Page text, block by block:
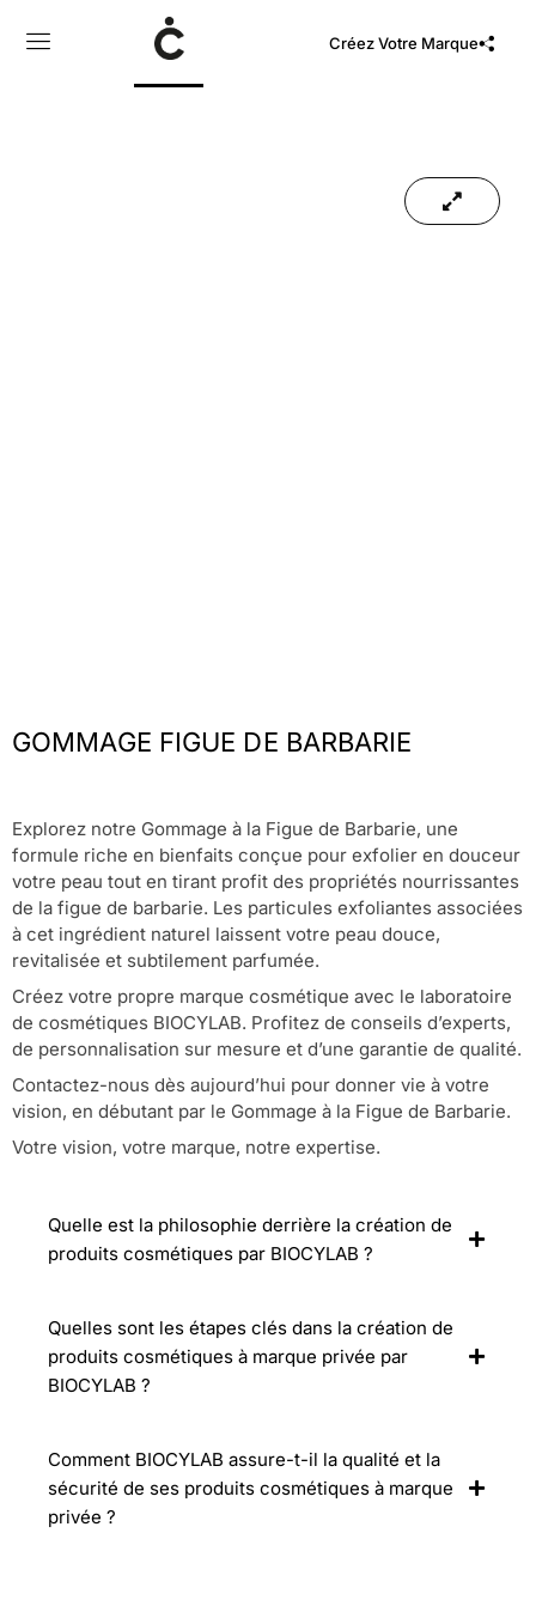
Créez Votre Marque
GOMMAGE FIGUE DE BARBARIE
Explorez notre Gommage à la Figue de Barbarie, une
formule riche en bienfaits conçue pour exfolier en douceur
votre peau tout en tirant profit des propriétés nourrissantes
de la figue de barbarie. Les particules exfoliantes associées
à cet ingrédient naturel laissent votre peau douce,
revitalisée et subtilement parfumée.
Créez votre propre marque cosmétique avec le laboratoire
de cosmétiques BIOCYLAB. Profitez de conseils d’experts,
de personnalisation sur mesure et d’une garantie de qualité.
Contactez-nous dès aujourd’hui pour donner vie à votre
vision, en débutant par le Gommage à la Figue de Barbarie.
Votre vision, votre marque, notre expertise.
Quelle est la philosophie derrière la création de
produits cosmétiques par BIOCYLAB ?
Quelles sont les étapes clés dans la création de
produits cosmétiques à marque privée par
BIOCYLAB ?
Comment BIOCYLAB assure-t-il la qualité et la
sécurité de ses produits cosmétiques à marque
privée ?